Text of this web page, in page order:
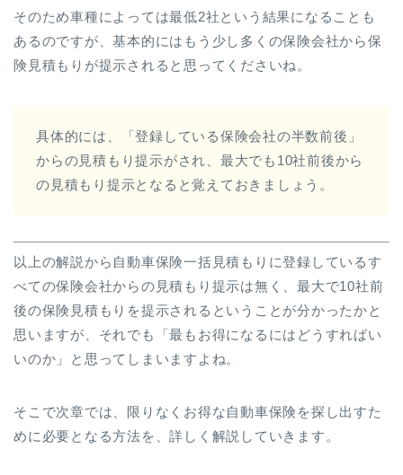
そのため車種によっては最低2社という結果になることも
あるのですが、基本的にはもう少し多くの保険会社から保
険見積もりが提示されると思ってくださいね。
具体的には、「登録している保険会社の半数前後」
からの見積もり提示がされ、最大でも10社前後から
の見積もり提示となると覚えておきましょう。
以上の解説から自動車保険一括見積もりに登録しているす
べての保険会社からの見積もり提示は無く、最大で10社前
後の保険見積もりを提示されるということが分かったかと
思いますが、それでも「最もお得になるにはどうすればい
いのか」と思ってしまいますよね。
そこで次章では、限りなくお得な自動車保険を探し出すた
めに必要となる方法を、詳しく解説していきます。